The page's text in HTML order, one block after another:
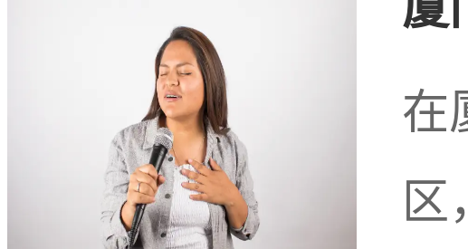
人开始注重身体健
金旭路附近如雨后
在
区